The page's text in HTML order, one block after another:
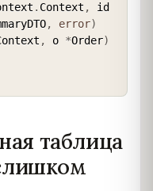
. Context ,
, error)
, o *Order)
таблица